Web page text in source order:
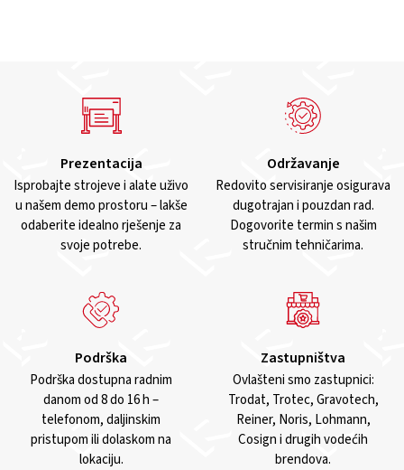
Prezentacija
Isprobajte strojeve i alate uživo
u našem demo prostoru – lakše
odaberite idealno rješenje za
svoje potrebe.
Održavanje
Redovito servisiranje osigurava
dugotrajan i pouzdan rad.
Dogovorite termin s našim
stručnim tehničarima.
Podrška
Podrška dostupna radnim
danom od 8 do 16 h –
telefonom, daljinskim
pristupom ili dolaskom na
lokaciju.
Zastupništva
Ovlašteni smo zastupnici:
Trodat, Trotec, Gravotech,
Reiner, Noris, Lohmann,
Cosign i drugih vodećih
brendova.